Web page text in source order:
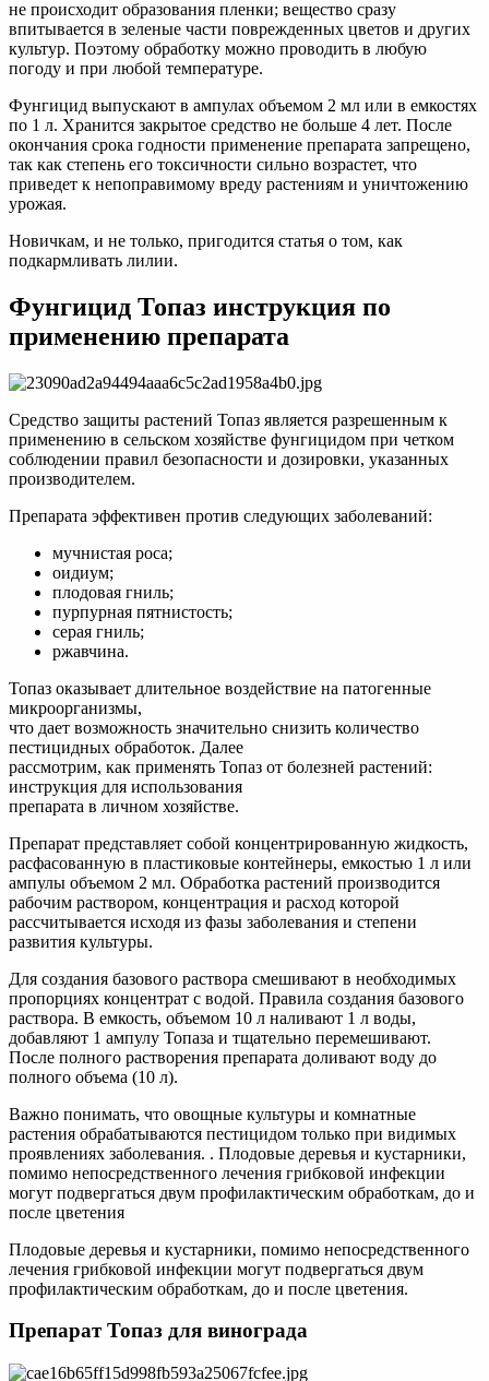
не происходит образования пленки; вещество сразу
впитывается в зеленые части поврежденных цветов и других
культур. Поэтому обработку можно проводить в любую
погоду и при любой температуре.
Фунгицид выпускают в ампулах объемом 2 мл или в емкостях
по 1 л. Хранится закрытое средство не больше 4 лет. После
окончания срока годности применение препарата запрещено,
так как степень его токсичности сильно возрастет, что
приведет к непоправимому вреду растениям и уничтожению
урожая.
Новичкам, и не только, пригодится статья о том, как
подкармливать лилии.
Фунгицид Топаз инструкция по
применению препарата
Средство защиты растений Топаз является разрешенным к
применению в сельском хозяйстве фунгицидом при четком
соблюдении правил безопасности и дозировки, указанных
производителем.
Препарата эффективен против следующих заболеваний:
мучнистая роса;
оидиум;
плодовая гниль;
пурпурная пятнистость;
серая гниль;
ржавчина.
Топаз оказывает длительное воздействие на патогенные
микроорганизмы,
что дает возможность значительно снизить количество
пестицидных обработок. Далее
рассмотрим, как применять Топаз от болезней растений:
инструкция для использования
препарата в личном хозяйстве.
Препарат представляет собой концентрированную жидкость,
расфасованную в пластиковые контейнеры, емкостью 1 л или
ампулы объемом 2 мл. Обработка растений производится
рабочим раствором, концентрация и расход которой
рассчитывается исходя из фазы заболевания и степени
развития культуры.
Для создания базового раствора смешивают в необходимых
пропорциях концентрат с водой. Правила создания базового
раствора. В емкость, объемом 10 л наливают 1 л воды,
добавляют 1 ампулу Топаза и тщательно перемешивают.
После полного растворения препарата доливают воду до
полного объема (10 л).
Важно понимать, что овощные культуры и комнатные
растения обрабатываются пестицидом только при видимых
проявлениях заболевания. . Плодовые деревья и кустарники,
помимо непосредственного лечения грибковой инфекции
могут подвергаться двум профилактическим обработкам, до и
после цветения
Плодовые деревья и кустарники, помимо непосредственного
лечения грибковой инфекции могут подвергаться двум
профилактическим обработкам, до и после цветения.
Препарат Топаз для винограда